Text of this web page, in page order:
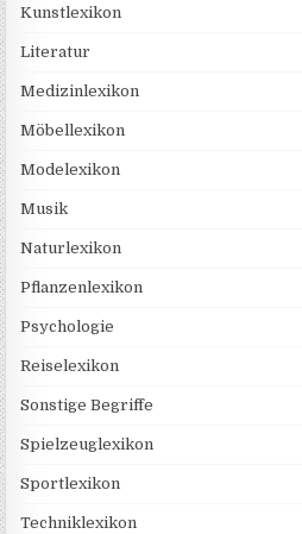
Kunstlexikon
Literatur
Medizinlexikon
Möbellexikon
Modelexikon
Musik
Naturlexikon
Pflanzenlexikon
Psychologie
Reiselexikon
Sonstige Begriffe
Spielzeuglexikon
Sportlexikon
Techniklexikon